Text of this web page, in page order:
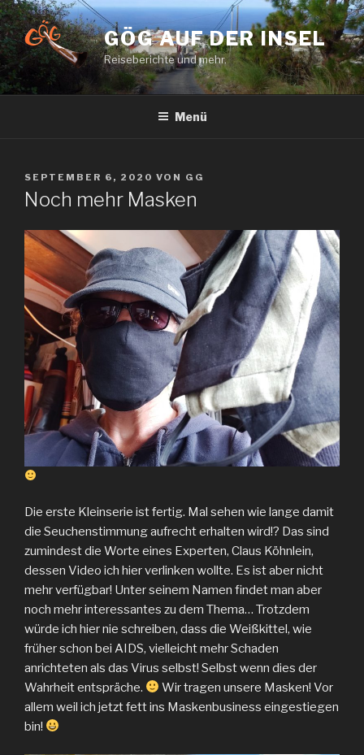
Zum
Inhalt
springen
GÖG AUF DER INSEL
Reiseberichte und mehr.
Menü
VERÖFFENTLICHT
AM
SEPTEMBER 6, 2020 VON GG
Noch mehr Masken
Die erste Kleinserie ist fertig. Mal sehen wie lange damit
die Seuchenstimmung aufrecht erhalten wird!? Das sind
zumindest die Worte eines Experten, Claus Köhnlein,
dessen Video ich hier verlinken wollte. Es ist aber nicht
mehr verfügbar! Unter seinem Namen findet man aber
noch mehr interessantes zu dem Thema… Trotzdem
würde ich hier nie schreiben, dass die Weißkittel, wie
früher schon bei AIDS, vielleicht mehr Schaden
anrichteten als das Virus selbst! Selbst wenn dies der
Wahrheit entspräche.
Wir tragen unsere Masken! Vor
allem weil ich jetzt fett ins Maskenbusiness eingestiegen
bin!